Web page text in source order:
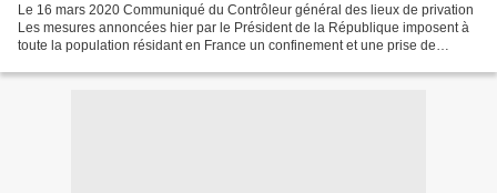
Le 16 mars 2020 Communiqué du Contrôleur général des lieux de privation
Les mesures annoncées hier par le Président de la République imposent à
toute la population résidant en France un confinement et une prise de